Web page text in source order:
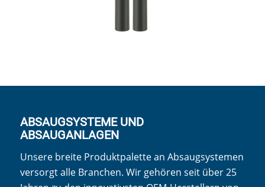
ABSAUGSYSTEME UND
ABSAUGANLAGEN
Unsere breite Produktpalette an Absaugsystemen
versorgt alle Branchen. Wir gehören seit über 25